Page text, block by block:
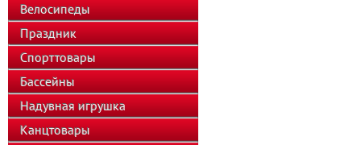
Велосипеды
Праздник
Спорттовары
Бассейны
Надувная игрушка
Канцтовары